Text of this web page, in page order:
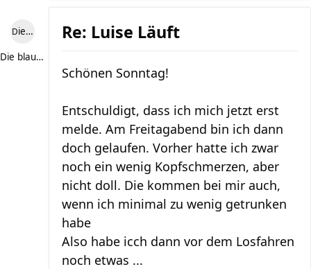
Die blaue Luise
Die blaue Luise
Re: Luise Läuft
Schönen Sonntag!
Entschuldigt, dass ich mich jetzt erst
melde. Am Freitagabend bin ich dann
doch gelaufen. Vorher hatte ich zwar
noch ein wenig Kopfschmerzen, aber
nicht doll. Die kommen bei mir auch,
wenn ich minimal zu wenig getrunken
habe
Also habe icch dann vor dem Losfahren
noch etwas ...